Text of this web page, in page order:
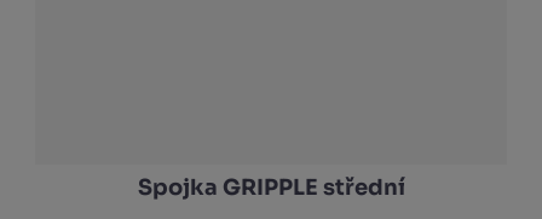
Spojka GRIPPLE střední